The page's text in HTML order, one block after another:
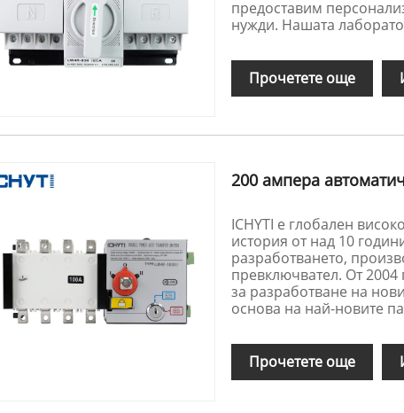
предоставим
нужди. Нашата
Прочетете още
200 ампера
ICHYTI е глобален
история от над 10
разработването,
превключвател. От
за разработване на
основа на най-новите
Прочетете още